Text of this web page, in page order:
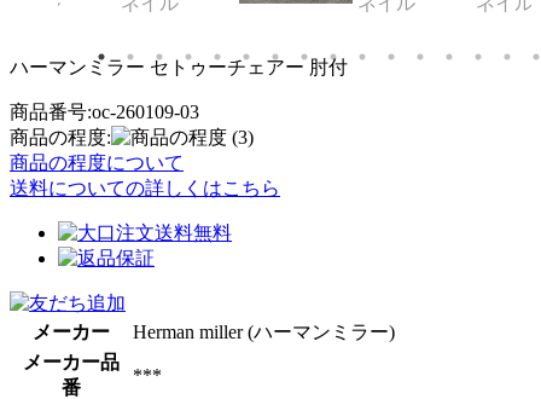
ハーマンミラー セトゥーチェアー 肘付
商品番号:oc-260109-03
商品の程度:
(3)
商品の程度について
送料についての詳しくはこちら
メーカー
Herman miller (ハーマンミラー)
メーカー品
番
***